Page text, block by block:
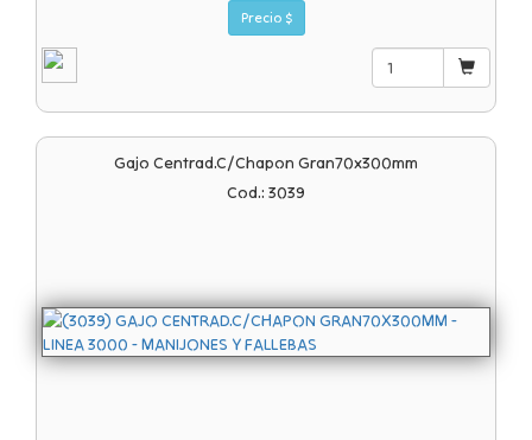
Precio $
Gajo Centrad.c/chapon Gran70x300mm
Cod.: 3039